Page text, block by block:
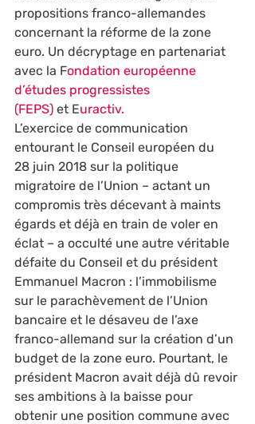
propositions franco-allemandes
concernant la réforme de la zone
euro. Un décryptage en partenariat
avec la Fondation européenne
d’études progressistes
(FEPS) et Euractiv.
L’exercice de communication
entourant le Conseil européen du
28 juin 2018 sur la politique
migratoire de l’Union – actant un
compromis très décevant à maints
égards et déjà en train de voler en
éclat – a occulté une autre véritable
défaite du Conseil et du président
Emmanuel Macron : l’immobilisme
sur le parachèvement de l’Union
bancaire et le désaveu de l’axe
franco-allemand sur la création d’un
budget de la zone euro. Pourtant, le
président Macron avait déjà dû revoir
ses ambitions à la baisse pour
obtenir une position commune avec